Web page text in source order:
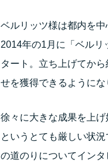
ベルリッツ様は都内を
2014年の1月に「ベル
タート。立ち上げてか
せを獲得できるようにな
徐々に大きな成果を上
というとても厳しい状
の道のりについてインタ